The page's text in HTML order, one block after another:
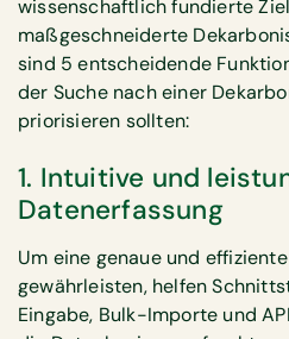
wissenschaftlich fundierte
maßgeschneiderte
sind 5 entscheidende
der Suche nach einer
priorisieren sollten:
1. Intuitive und
Datenerfassung
Um eine genaue und
gewährleisten, helfen
Eingabe, Bulk-Importe und